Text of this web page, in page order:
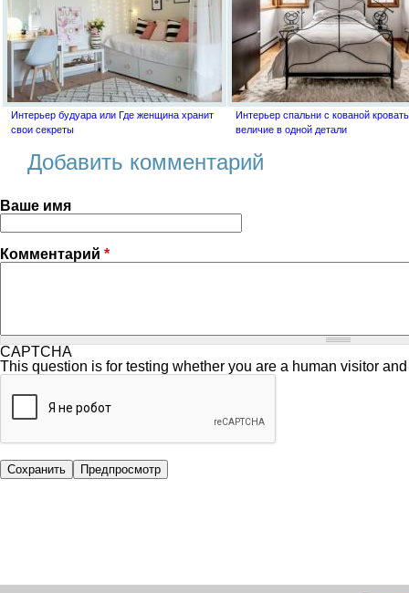
Интерьер спальни с кованой
величие в одной детали
Интерьер будуара или Где женщина хранит
свои секреты
Добавить комментарий
Ваше имя
Комментарий *
CAPTCHA
This question is for testing whether you are a human visitor